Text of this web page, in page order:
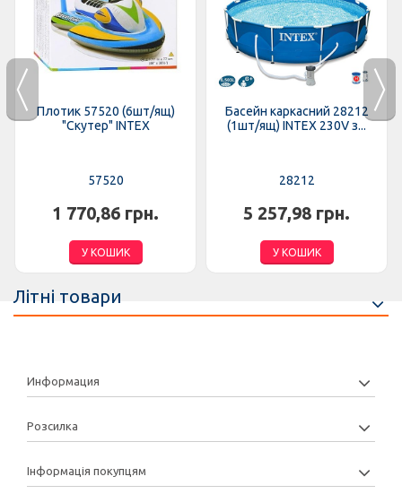
Плотик 57520 (6шт/ящ)
"Скутер" INTEX
57520
1 770,86 грн.
У КОШИК
Басейн каркасний 28212
(1шт/ящ) INTEX 230V з...
28212
5 257,98 грн.
У КОШИК
Літні товари
Информация
Розсилка
Інформація покупцям